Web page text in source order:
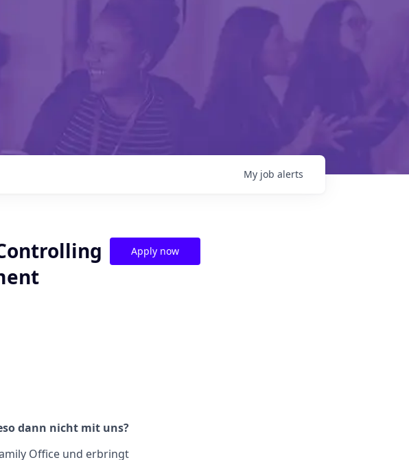
My job alerts
Apply now
dann nicht mit uns?
Office und erbringt